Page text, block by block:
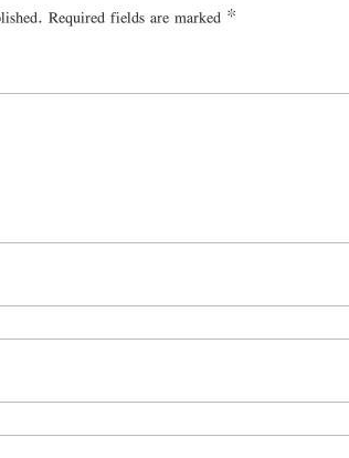
Required fields are marked *